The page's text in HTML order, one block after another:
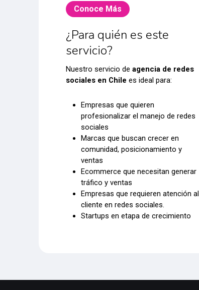
Conoce Más
¿Para quién es este
servicio?
Nuestro servicio de agencia de redes
sociales en Chile es ideal para:
Empresas que quieren
profesionalizar el manejo de redes
sociales
Marcas que buscan crecer en
comunidad, posicionamiento y
ventas
Ecommerce que necesitan generar
tráfico y ventas
Empresas que requieren atención al
cliente en redes sociales.
Startups en etapa de crecimiento